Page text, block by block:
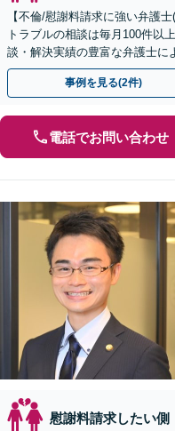
【不倫/慰謝料請求に強い弁護
トラブルの相談は毎月100件以
談・解決実績の豊富な弁護士に
倫相談は初回0円】【全国対応】
事例を見る(2件)
電話でお問い合わせ
慰謝料請求したい側